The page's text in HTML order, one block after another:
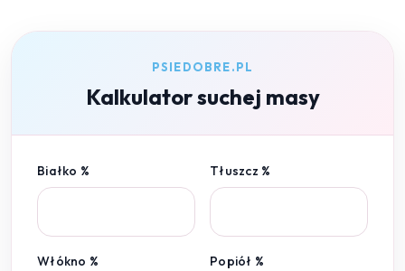
PSIEDOBRE.PL
Kalkulator suchej masy
Białko % Tłuszcz %
Włókno % Popiół %